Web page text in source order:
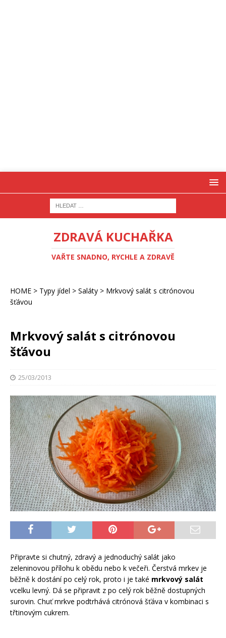
ZDRAVÁ KUCHAŘKA
VAŘTE SNADNO, RYCHLE A ZDRAVĚ
HOME > Typy jídel > Saláty > Mrkvový salát s citrónovou
šťávou
Mrkvový salát s citrónovou
šťávou
25/03/2013
Připravte si chutný, zdravý a jednoduchý salát jako
zeleninovou přílohu k obědu nebo k večeři. Čerstvá mrkev je
běžně k dostání po celý rok, proto i je také mrkvový salát
vcelku levný. Dá se připravit z po celý rok běžně dostupných
surovin. Chuť mrkve podtrhává citrónová šťáva v kombinaci s
třtinovým cukrem.